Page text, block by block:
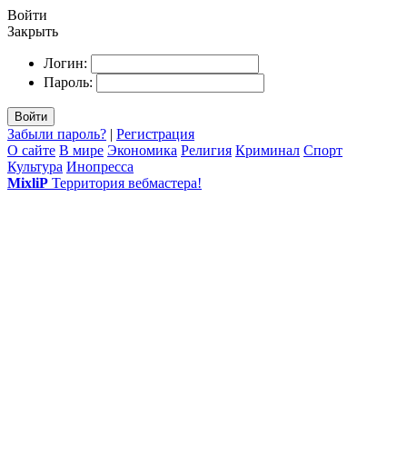
Войти
Закрыть
Логин:
Пароль:
Войти
Забыли пароль? | Регистрация
О сайте В мире Экономика Религия Криминал Спорт
Культура Инопресса
MixliP Территория вебмастера!